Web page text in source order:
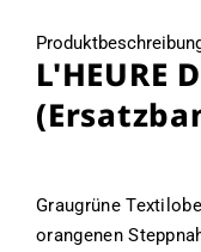
L'HEURE
Graugrüne
orangenen